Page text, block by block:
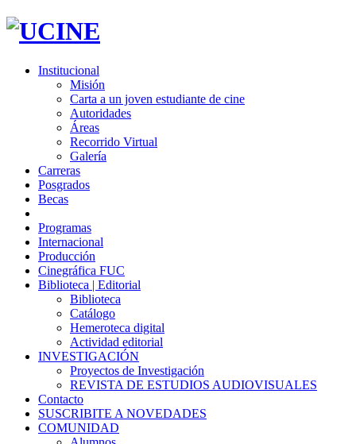
Institucional
Misión
Carta a un joven estudiante de cine
Autoridades
Áreas
Recorrido Virtual
Galería
Carreras
Posgrados
Becas
Programas
Internacional
Producción
Cinegráfica FUC
Biblioteca | Editorial
Biblioteca
Catálogo
Hemeroteca digital
Actividad editorial
INVESTIGACIÓN
Proyectos de Investigación
REVISTA DE ESTUDIOS AUDIOVISUALES
Contacto
SUSCRIBITE A NOVEDADES
COMUNIDAD